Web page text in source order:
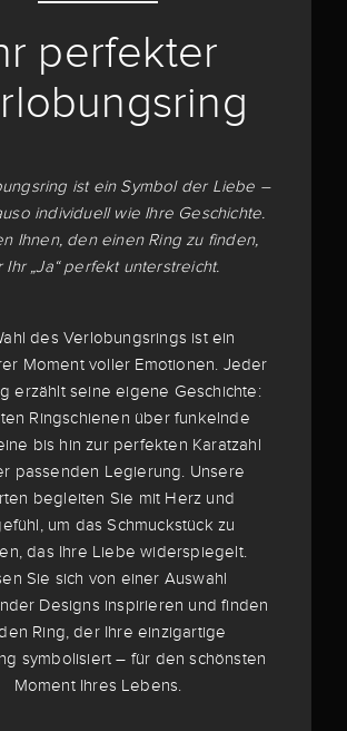
perfekter
ist ein Symbol der Liebe –
individuell wie Ihre Geschichte.
Ihnen, den einen Ring zu finden,
Ihr „Ja“ perfekt unterstreicht.
des Verlobungsrings ist ein
Moment voller Emotionen. Jeder
erzählt seine eigene Geschichte:
Ringschienen über funkelnde
bis hin zur perfekten Karatzahl
passenden Legierung. Unsere
begleiten Sie mit Herz und
um das Schmuckstück zu
das Ihre Liebe widerspiegelt.
Sie sich von einer Auswahl
Designs inspirieren und finden
Ring, der Ihre einzigartige
symbolisiert – für den schönsten
Moment Ihres Lebens.